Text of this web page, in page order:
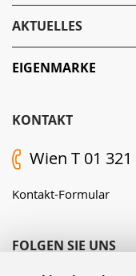
KONTAKT
Wien T 01
Kontakt-Formular
FOLGEN SIE UNS
AKTUELLES
EIGENMARKE